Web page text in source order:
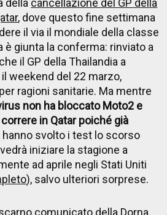
della cancellazione del GP della
, dove questo fine settimana
il via il mondiale della classe
è giunta la conferma: rinviato a
il GP della Thailandia a
weekend del 22 marzo,
ragioni sanitarie. Ma mentre
non ha bloccato Moto2 e
in Qatar poiché già
hanno svolto i test lo scorso
iniziare la stagione a
ad aprile negli Stati Uniti
), salvo ulteriori sorprese.